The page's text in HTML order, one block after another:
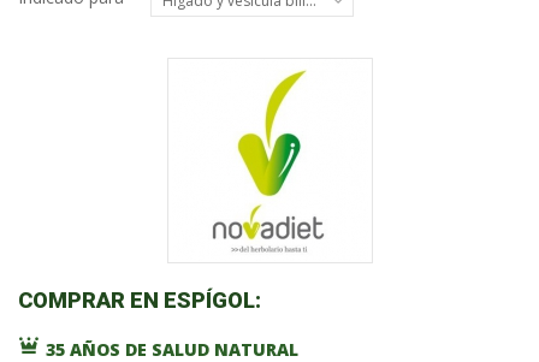
COMPRAR EN ESPÍGOL:
35 AÑOS DE SALUD NATURAL